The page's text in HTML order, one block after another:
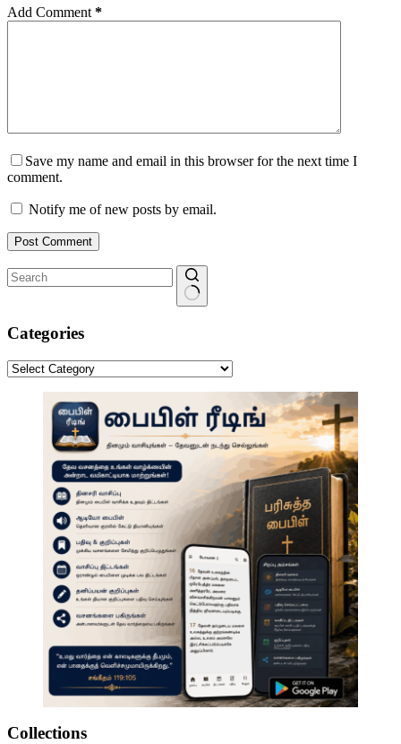
Add Comment *
Save my name and email in this browser for the next time I
comment.
Notify me of new posts by email.
Post Comment
results
Categories
Categories
Collections